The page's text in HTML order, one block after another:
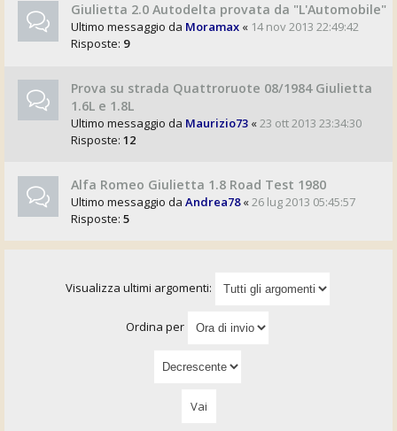
Giulietta 2.0 Autodelta provata da "L'Automobile"
Ultimo messaggio da Moramax « 14 nov 2013 22:49:42
Risposte: 9
Prova su strada Quattroruote 08/1984 Giulietta
1.6L e 1.8L
Ultimo messaggio da Maurizio73 «23 ott 2013 23:34:30
Risposte: 12
Alfa Romeo Giulietta 1.8 Road Test 1980
Ultimo messaggio da Andrea78«26 lug 2013 05:45:57
Risposte: 5
Visualizza ultimi argomenti:
Ordina per